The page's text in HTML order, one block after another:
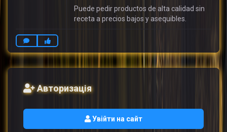
Puede pedir productos de alta calidad sin
receta a precios bajos y asequibles.
Авторизація
Увійти на сайт